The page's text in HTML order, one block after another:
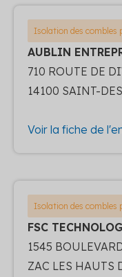
Isolation des combles
AUBLIN
710 ROUTE DE
14100 SAINT-
Voir la fiche de
Isolation des combles
FSC
1545
ZAC LES HAUTS